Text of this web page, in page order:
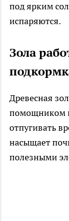
под ярким
испаряются.
Зола
Древесная
помощником
отпугивать
насыщает
полезными